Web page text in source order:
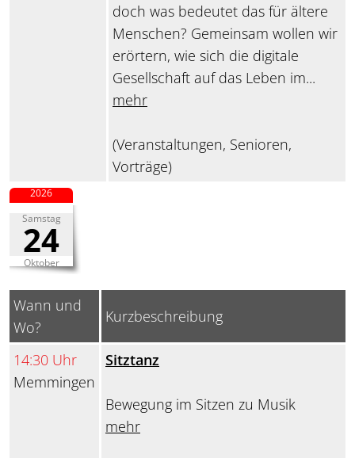
doch was bedeutet das für ältere
Menschen? Gemeinsam wollen wir
erörtern, wie sich die digitale
Gesellschaft auf das Leben im...
mehr
(Veranstaltungen, Senioren,
Vorträge)
Samstag
24
Oktober
2026
Wann und
Wo?
Kurzbeschreibung
14:30 Uhr
Memmingen
Sitztanz
Bewegung im Sitzen zu Musik
mehr